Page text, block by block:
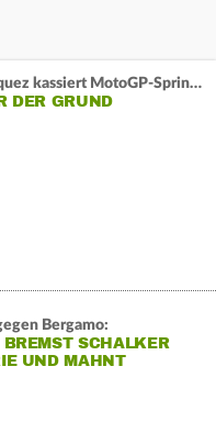
Marc Marquez kassiert MotoGP-Sprint-Schlappe:
DER GRUND
Bergamo:
SCHALKER
UND MAHNT